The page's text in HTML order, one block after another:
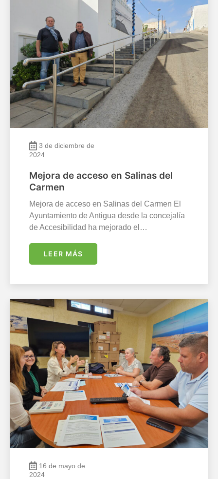
3 de diciembre de
2024
Mejora de acceso en Salinas del
Carmen
Mejora de acceso en Salinas del Carmen El
Ayuntamiento de Antigua desde la concejalía
de Accesibilidad ha mejorado el…
LEER MÁS
16 de mayo de
2024